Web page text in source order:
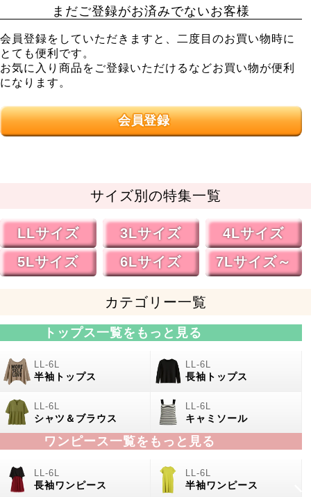
まだご登録がお済みでないお客様
会員登録をしていただきますと、二度目のお買い物時に
とても便利です。
お気に入り商品をご登録いただけるなどお買い物が便利
になります。
会員登録
サイズ別の特集一覧
LLサイズ 3Lサイズ
4Lサイズ
5Lサイズ
6Lサイズ 7Lサイズ～
カテゴリー一覧
トップス一覧をもっと見る
半袖トップス 長袖トップス
シャツ＆ブラウス キャミソール
ワンピース一覧をもっと見る
長袖ワンピース 半袖ワンピース